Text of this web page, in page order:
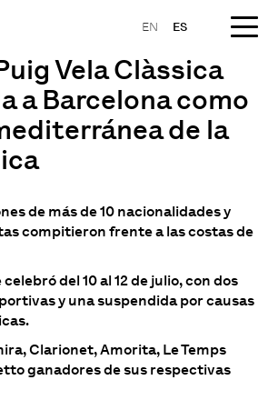
EN ES
Vela Clàssica
a Barcelona como
de la
de más de 10 nacionalidades y
compitieron frente a las costas de
del 10 al 12 de julio, con dos
y una suspendida por causas
Clarionet, Amorita, Le Temps
ganadores de sus respectivas